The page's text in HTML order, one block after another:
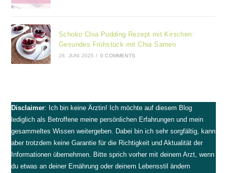
Schoko Chia Pudding Rezept mit Kirschen:
Gesundes Frühstück mit Chia Samen
28. JUNI 2025 / 0 COMMENTS
Disclaimer: Ich bin keine Ärztin! Ich möchte auf diesem Blog
lediglich als Betroffene meine persönlichen Erfahrungen und mein
gesammeltes Wissen weitergeben. Dabei bin ich sehr sorgfältig, kann
aber trotzdem keine Garantie für die Richtigkeit und Aktualität der
Informationen übernehmen. Bitte sprich vorher mit deinem Arzt, wenn
du etwas an deiner Ernährung oder deinem Lebensstil ändern